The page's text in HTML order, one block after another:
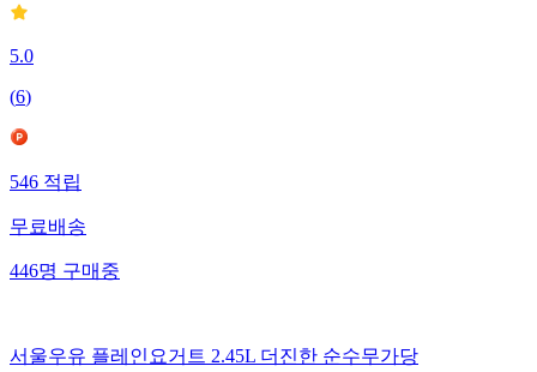
5.0
(6)
546적립
무료배송
446명구매중
서울우유 플레인요거트 2.45L 더진한 순수무가당